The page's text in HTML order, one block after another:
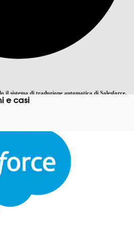
il sistema di traduzione automatica di Salesforce.
Passa all'inglese
e casi